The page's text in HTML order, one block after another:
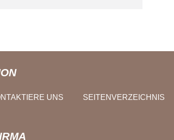
UNS SEITENVERZEICHNIS